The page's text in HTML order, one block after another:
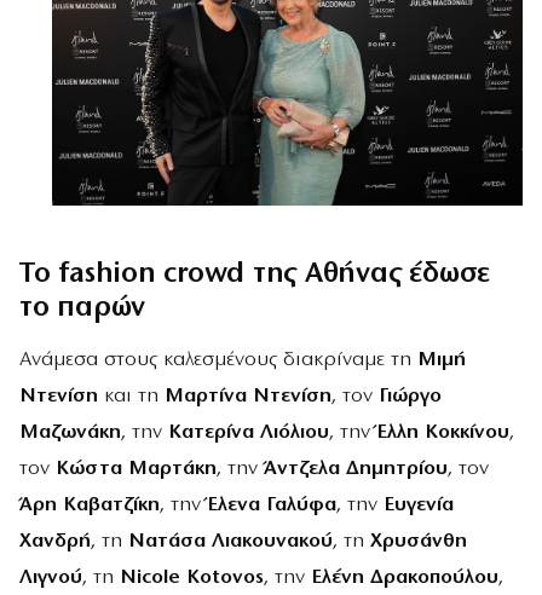
Το fashion crowd της Αθήνας έδωσε
το παρών
Ανάμεσα στους καλεσμένους διακρίναμε τη Μιμή
Ντενίση και τη Μαρτίνα Ντενίση, τον Γιώργο
Μαζωνάκη, την Κατερίνα Λιόλιου, τηνΈλλη Κοκκίνου,
τον Κώστα Μαρτάκη, τηνΆντζελα Δημητρίου, τον
Άρη Καβατζίκη, τηνΈλενα Γαλύφα, την Ευγενία
Χανδρή, τη Νατάσα Λιακουνακού, τη Χρυσάνθη
Λιγνού, τη Nicole Kotovos, την Ελένη Δρακοπούλου,